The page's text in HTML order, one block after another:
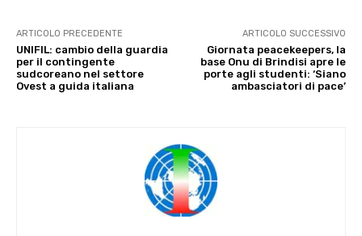
ARTICOLO PRECEDENTE
UNIFIL: cambio della guardia
per il contingente
sudcoreano nel settore
Ovest a guida italiana
ARTICOLO SUCCESSIVO
Giornata peacekeepers, la
base Onu di Brindisi apre le
porte agli studenti: ‘Siano
ambasciatori di pace’